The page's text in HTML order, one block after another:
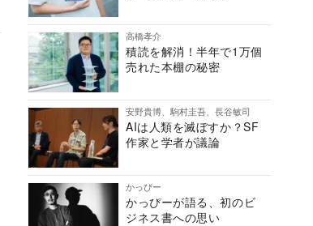
高橋孝介
積読を解消！半年で1万個
売れた本棚の秘密
安野貴博、駒村圭吾、長谷敏司
AIは人類を滅ぼすか？SF
作家と学者が議論
かっぴー
かっぴーが語る、初のビ
ジネス書への思い